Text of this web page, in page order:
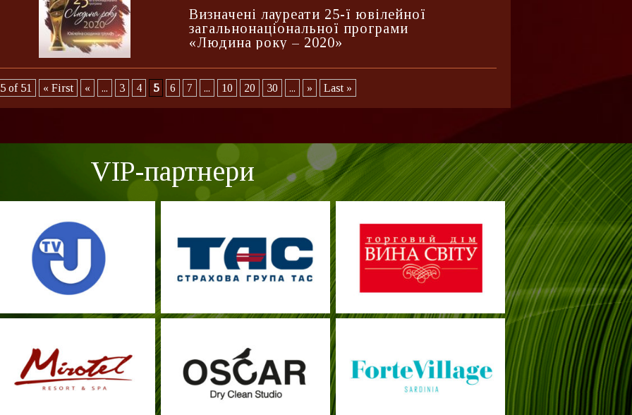
Визначені лауреати 25-ї ювілейної
загальнонаціональної програми
«Людина року – 2020»
of 51 « First « ... 3 4 5 6 7 ... 10 20 30 ... » Last »
VIP-партнери